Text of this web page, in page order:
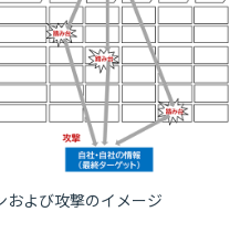
および攻撃のイメージ